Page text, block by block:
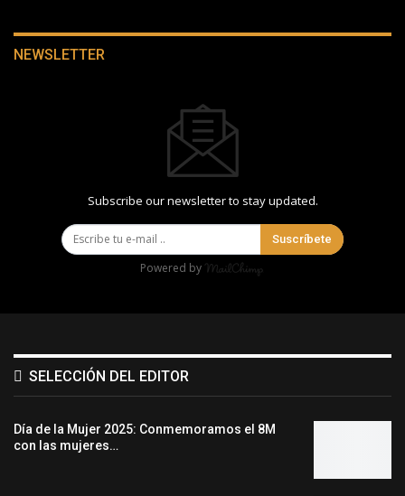
NEWSLETTER
Subscribe our newsletter to stay updated.
Suscríbete
Powered by
SELECCIÓN DEL EDITOR
Día de la Mujer 2025: Conmemoramos el 8M
con las mujeres…